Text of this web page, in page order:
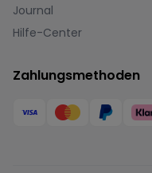
Journal
Hilfe-Center
Zahlungsmethoden